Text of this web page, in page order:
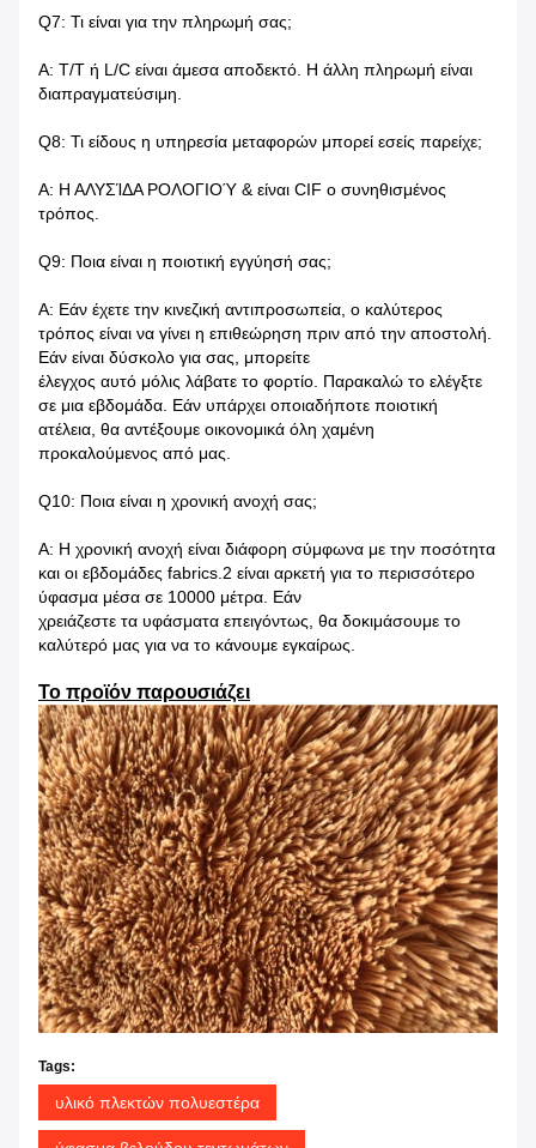
Q7: Τι είναι για την πληρωμή σας;
Α: T/T ή L/C είναι άμεσα αποδεκτό. Η άλλη πληρωμή είναι
διαπραγματεύσιμη.
Q8: Τι είδους η υπηρεσία μεταφορών μπορεί εσείς παρείχε;
Α: Η ΑΛΥΣΊΔΑ ΡΟΛΟΓΙΟΎ & είναι CIF ο συνηθισμένος
τρόπος.
Q9: Ποια είναι η ποιοτική εγγύησή σας;
Α: Εάν έχετε την κινεζική αντιπροσωπεία, ο καλύτερος
τρόπος είναι να γίνει η επιθεώρηση πριν από την αποστολή.
Εάν είναι δύσκολο για σας, μπορείτε
έλεγχος αυτό μόλις λάβατε το φορτίο. Παρακαλώ το ελέγξτε
σε μια εβδομάδα. Εάν υπάρχει οποιαδήποτε ποιοτική
ατέλεια, θα αντέξουμε οικονομικά όλη χαμένη
προκαλούμενος από μας.
Q10: Ποια είναι η χρονική ανοχή σας;
Α: Η χρονική ανοχή είναι διάφορη σύμφωνα με την ποσότητα
και οι εβδομάδες fabrics.2 είναι αρκετή για το περισσότερο
ύφασμα μέσα σε 10000 μέτρα. Εάν
χρειάζεστε τα υφάσματα επειγόντως, θα δοκιμάσουμε το
καλύτερό μας για να το κάνουμε εγκαίρως.
Το προϊόν παρουσιάζει
Tags:
υλικό πλεκτών πολυεστέρα